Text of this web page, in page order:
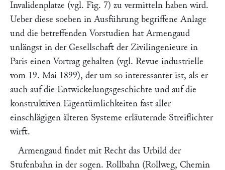
Invalidenplatze (vgl. Fig. 7) zu vermitteln haben wird.
Ueber diese soeben in Ausführung begriffene Anlage
und die betreffenden Vorstudien hat Armengaud
unlängst in der Gesellschaft der Zivilingenieure in
Paris einen Vortrag gehalten (vgl. Revue industrielle
vom 19. Mai 1899), der um so interessanter ist, als er
auch auf die Entwickelungsgeschichte und auf die
konstruktiven Eigentümlichkeiten fast aller
einschlägigen älteren Systeme erläuternde Streiflichter
wirft.
Armengaud findet mit Recht das Urbild der
Stufenbahn in der sogen. Rollbahn (Rollweg, Chemin